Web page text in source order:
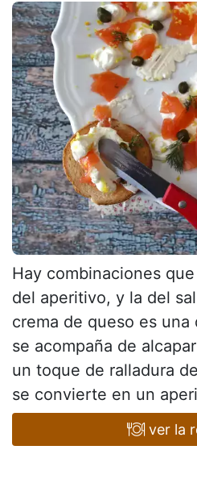
Hay combinaciones
del aperitivo, y la del
crema de queso es una
se acompaña de
un toque de ralladura
se convierte en un
ver la